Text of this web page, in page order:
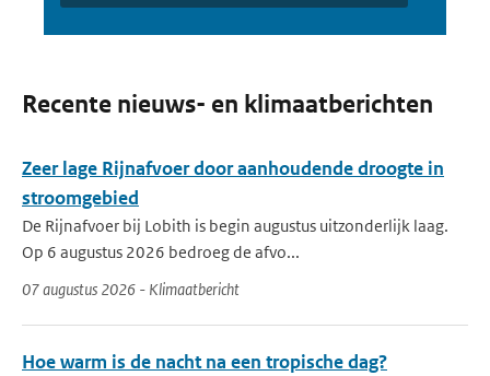
Recente nieuws- en klimaatberichten
Zeer lage Rijnafvoer door aanhoudende droogte in
stroomgebied
De Rijnafvoer bij Lobith is begin augustus uitzonderlijk laag.
Op 6 augustus 2026 bedroeg de afvo...
07 augustus 2026 - Klimaatbericht
Hoe warm is de nacht na een tropische dag?